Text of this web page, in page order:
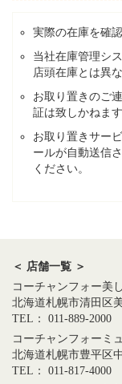
実際の在庫を確
当社在庫管理シ
店頭在庫とは異
お取り置きのご
証は致しかねま
お取り置きサー
ールが自動送信
ください。
＜ 店舗一覧 ＞
コーチャンフォー美
北海道札幌市清田区
TEL： 011-889-2000
コーチャンフォーミ
北海道札幌市豊平区
TEL： 011-817-4000